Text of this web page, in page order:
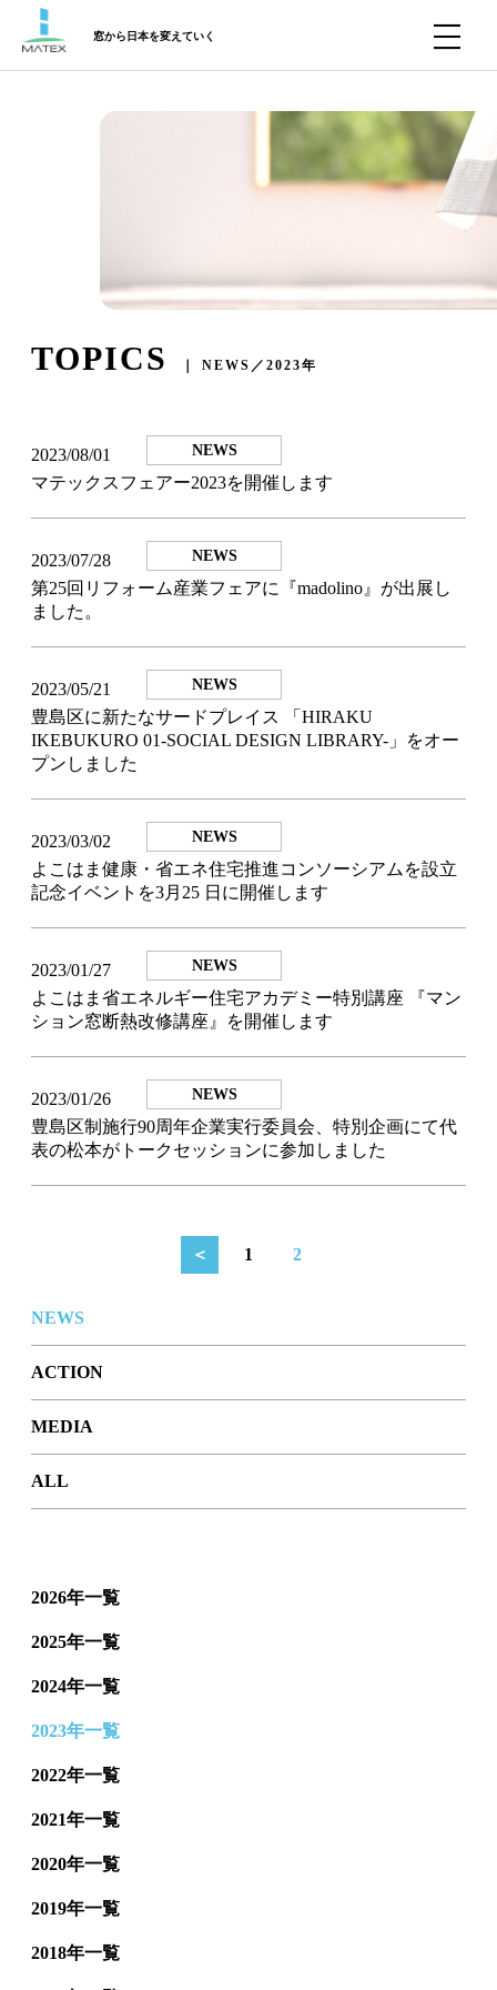
窓から日本を変えていく
TOPICS ｜ NEWS／2023年
2023/08/01 NEWS
マテックスフェアー2023を開催します
2023/07/28 NEWS
第25回リフォーム産業フェアに『madolino』が出展し
ました。
2023/05/21 NEWS
豊島区に新たなサードプレイス 「HIRAKU
IKEBUKURO 01-SOCIAL DESIGN LIBRARY-」をオー
プンしました
2023/03/02 NEWS
よこはま健康・省エネ住宅推進コンソーシアムを設⽴
記念イベントを3⽉25 ⽇に開催します
2023/01/27 NEWS
よこはま省エネルギー住宅アカデミー特別講座 『マン
ション窓断熱改修講座』を開催します
2023/01/26 NEWS
豊島区制施行90周年企業実行委員会、特別企画にて代
表の松本がトークセッションに参加しました
＜ 1 2
NEWS
ACTION
MEDIA
ALL
2026年一覧
2025年一覧
2024年一覧
2023年一覧
2022年一覧
2021年一覧
2020年一覧
2019年一覧
2018年一覧